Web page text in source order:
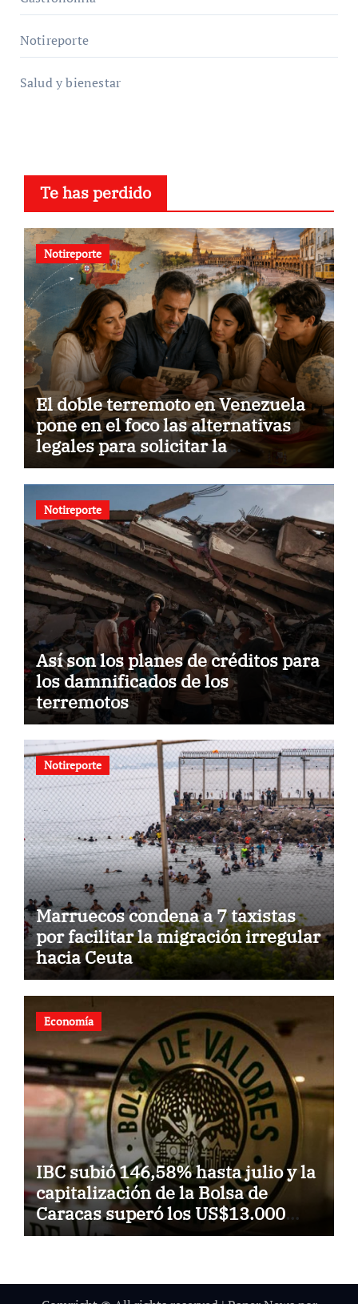
Notireporte
Salud y bienestar
Te has perdido
Notireporte
El doble terremoto en Venezuela
pone en el foco las alternativas
legales para solicitar la
nacionalidad por parte de
personas con vínculos familiares
en España y Portugal
Notireporte
Así son los planes de créditos para
los damnificados de los
terremotos
Notireporte
Marruecos condena a 7 taxistas
por facilitar la migración irregular
hacia Ceuta
Economía
IBC subió 146,58% hasta julio y la
capitalización de la Bolsa de
Caracas superó los US$13.000
millones